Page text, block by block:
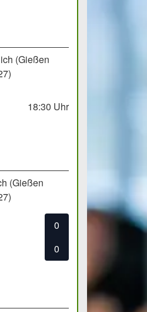
(Gießen
18:30 Uhr
(Gießen
0
0